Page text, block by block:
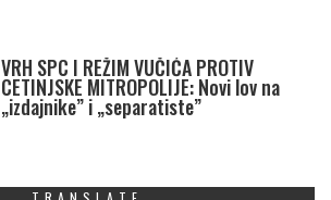
VRH SPC I REŽIM VUČIĆA PROTIV
CETINJSKE MITROPOLIJE: Novi lov na
„izdajnike” i „separatiste”